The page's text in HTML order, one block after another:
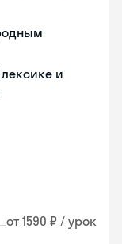
и
от 1590 ₽ / урок